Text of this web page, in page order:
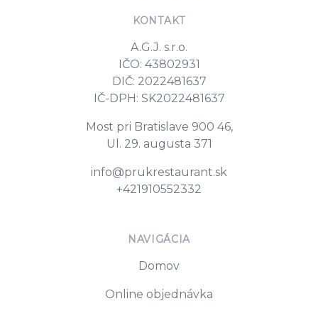
KONTAKT
A.G.J. s.r.o.
IČO: 43802931
DIČ: 2022481637
IČ-DPH: SK2022481637
Most pri Bratislave 900 46,
Ul. 29. augusta 371
info@prukrestaurant.sk
+421910552332
NAVIGÁCIA
Domov
Online objednávka